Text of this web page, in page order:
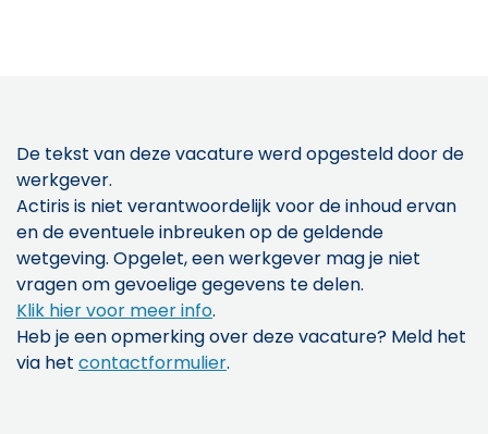
De tekst van deze vacature werd opgesteld door de
werkgever.
Actiris is niet verantwoordelijk voor de inhoud ervan
en de eventuele inbreuken op de geldende
wetgeving. Opgelet, een werkgever mag je niet
vragen om gevoelige gegevens te delen.
Klik hier voor meer info.
Heb je een opmerking over deze vacature? Meld het
via het contactformulier.